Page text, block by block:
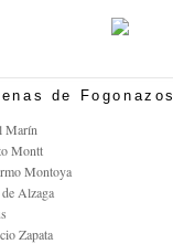
de Fogonazos
Marín
Montt
Montoya
Alzaga
Zapata